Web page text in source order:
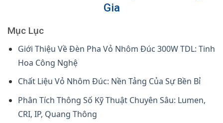
Gia
Mục Lục
Giới Thiệu Về Đèn Pha Vỏ Nhôm Đúc 300W TDL: Tinh
Hoa Công Nghệ
Chất Liệu Vỏ Nhôm Đúc: Nền Tảng Của Sự Bền Bỉ
Phân Tích Thông Số Kỹ Thuật Chuyên Sâu: Lumen,
CRI, IP, Quang Thông